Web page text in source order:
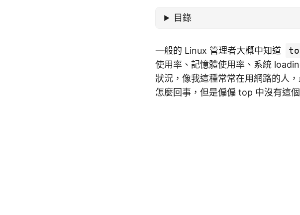
目錄
一般的 Linux 管理者大概中知道
使用率、記憶體使用率、系統
狀況，像我這種常常在用網路的人
怎麼回事，但是偏偏 top 中沒有這個